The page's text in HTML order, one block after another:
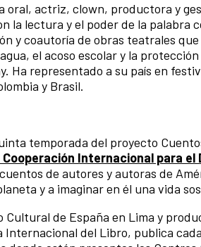
oral, actriz, clown, productora y
la lectura y el poder de la palabra
y coautoría de obras teatrales
el acoso escolar y la
Ha representado a su país en
y Brasil.
temporada del proyecto
Internacional para el
de autores y autoras de
y a imaginar en él una vida
Cultural de España en Lima y
Internacional del Libro, publica